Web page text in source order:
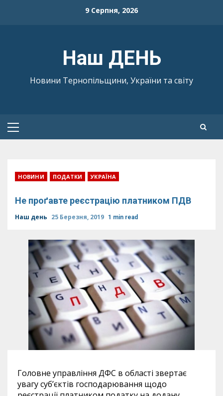
9 Серпня, 2026
Наш ДЕНЬ
Новини Тернопільщини, України та світу
Primary
НОВИНИ ПОДАТКИ УКРАЇНА
Не проґавте реєстрацію платником ПДВ
Наш день 25 Березня, 2019 1 min read
Головне управління ДФС в області звертає
увагу суб’єктів господарювання щодо